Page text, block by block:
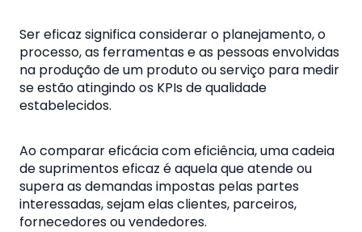
Ser eficaz significa considerar o planejamento, o
processo, as ferramentas e as pessoas envolvidas
na produção de um produto ou serviço para medir
se estão atingindo os KPIs de qualidade
estabelecidos.
Ao comparar eficácia com eficiência, uma cadeia
de suprimentos eficaz é aquela que atende ou
supera as demandas impostas pelas partes
interessadas, sejam elas clientes, parceiros,
fornecedores ou vendedores.